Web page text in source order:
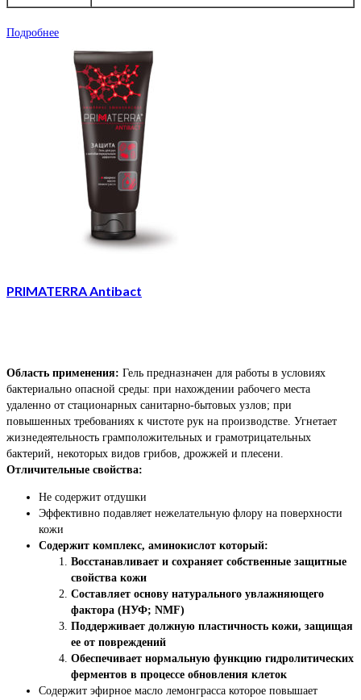
Подробнее
PRIMATERRA Antibact
Область применения: Гель предназначен для работы в условиях
бактериально опасной среды: при нахождении рабочего места
удаленно от стационарных санитарно-бытовых узлов; при
повышенных требованиях к чистоте рук на производстве. Угнетает
жизнедеятельность грамположительных и грамотрицательных
бактерий, некоторых видов грибов, дрожжей и плесени.
Отличительные свойства:
Не содержит отдушки
Эффективно подавляет нежелательную флору на поверхности
кожи
Содержит комплекс, аминокислот который:
Восстанавливает и сохраняет собственные защитные
свойства кожи
Составляет основу натурального увлажняющего
фактора (НУФ; NMF)
Поддерживает должную пластичность кожи, защищая
ее от повреждений
Обеспечивает нормальную функцию гидролитических
ферментов в процессе обновления клеток
Содержит эфирное масло лемонграсса которое повышает